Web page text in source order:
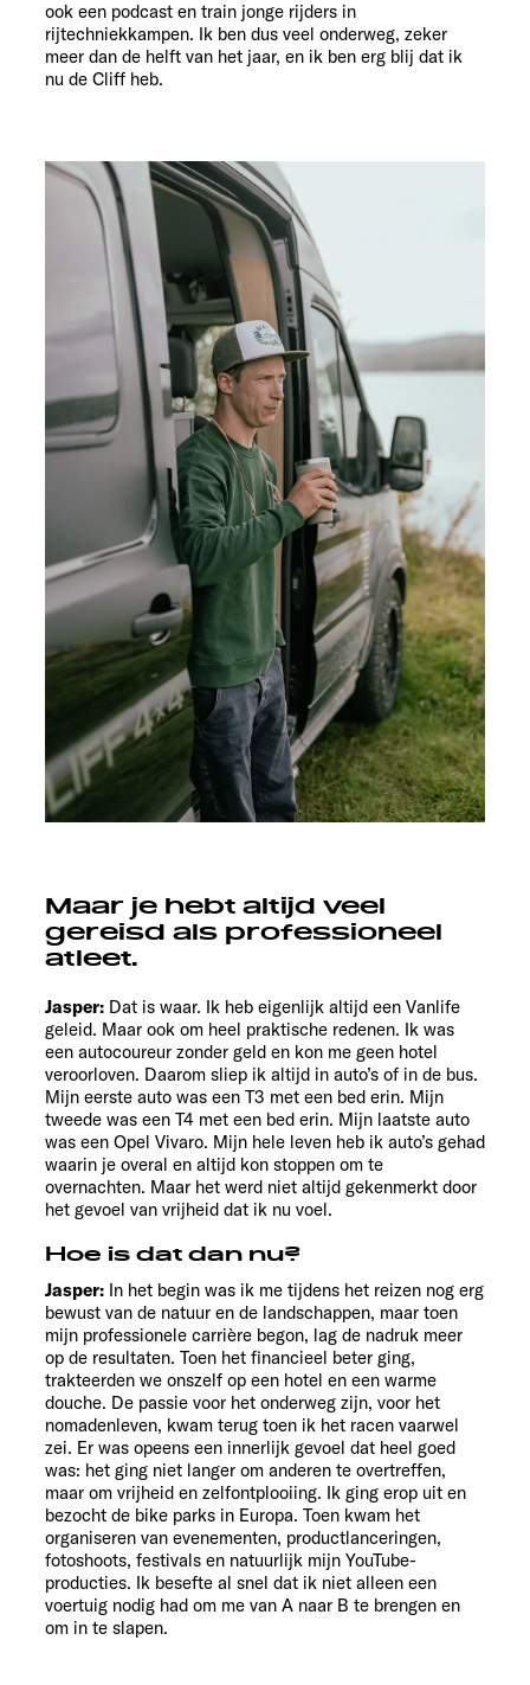
ook een podcast en train jonge rijders in
rijtechniekkampen. Ik ben dus veel onderweg, zeker
meer dan de helft van het jaar, en ik ben erg blij dat ik
nu de Cliff heb.
Maar je hebt altijd veel
gereisd als professioneel
atleet.
Jasper: Dat is waar. Ik heb eigenlijk altijd een Vanlife
geleid. Maar ook om heel praktische redenen. Ik was
een autocoureur zonder geld en kon me geen hotel
veroorloven. Daarom sliep ik altijd in auto’s of in de bus.
Mijn eerste auto was een T3 met een bed erin. Mijn
tweede was een T4 met een bed erin. Mijn laatste auto
was een Opel Vivaro. Mijn hele leven heb ik auto’s gehad
waarin je overal en altijd kon stoppen om te
overnachten. Maar het werd niet altijd gekenmerkt door
het gevoel van vrijheid dat ik nu voel.
Hoe is dat dan nu?
Jasper: In het begin was ik me tijdens het reizen nog erg
bewust van de natuur en de landschappen, maar toen
mijn professionele carrière begon, lag de nadruk meer
op de resultaten. Toen het financieel beter ging,
trakteerden we onszelf op een hotel en een warme
douche. De passie voor het onderweg zijn, voor het
nomadenleven, kwam terug toen ik het racen vaarwel
zei. Er was opeens een innerlijk gevoel dat heel goed
was: het ging niet langer om anderen te overtreffen,
maar om vrijheid en zelfontplooiing. Ik ging erop uit en
bezocht de bike parks in Europa. Toen kwam het
organiseren van evenementen, productlanceringen,
fotoshoots, festivals en natuurlijk mijn YouTube-
producties. Ik besefte al snel dat ik niet alleen een
voertuig nodig had om me van A naar B te brengen en
om in te slapen.